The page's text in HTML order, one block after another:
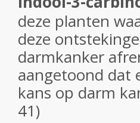
deze planten
deze
darmkanker
aangetoond dat
kans op darm
41)